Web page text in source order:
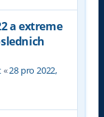
a extreme
«28 pro 2022,